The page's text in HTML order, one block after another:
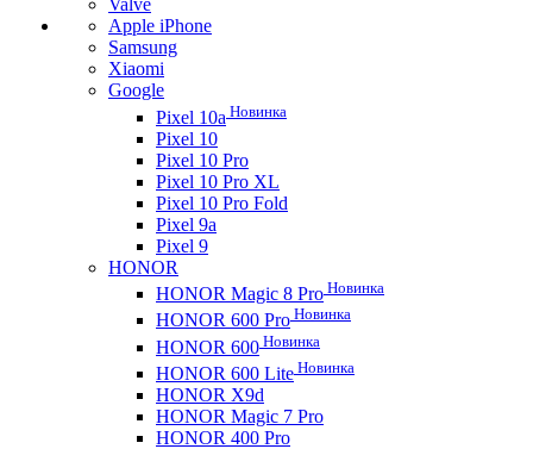
Valve
Apple iPhone
Samsung
Xiaomi
Google
Pixel 10a Новинка
Pixel 10
Pixel 10 Pro
Pixel 10 Pro XL
Pixel 10 Pro Fold
Pixel 9a
Pixel 9
HONOR
HONOR Magic 8 Pro Новинка
HONOR 600 Pro Новинка
HONOR 600 Новинка
HONOR 600 Lite Новинка
HONOR X9d
HONOR Magic 7 Pro
HONOR 400 Pro